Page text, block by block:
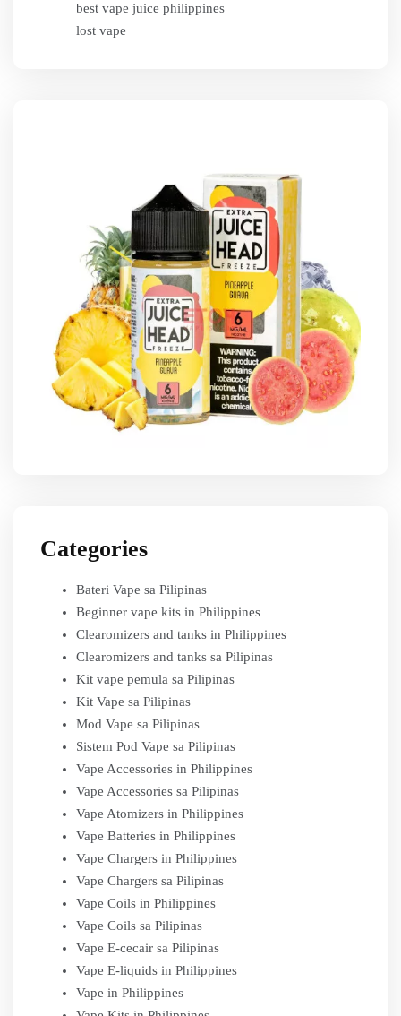
best vape juice philippines
lost vape
Categories
Bateri Vape sa Pilipinas
Beginner vape kits in Philippines
Clearomizers and tanks in Philippines
Clearomizers and tanks sa Pilipinas
Kit vape pemula sa Pilipinas
Kit Vape sa Pilipinas
Mod Vape sa Pilipinas
Sistem Pod Vape sa Pilipinas
Vape Accessories in Philippines
Vape Accessories sa Pilipinas
Vape Atomizers in Philippines
Vape Batteries in Philippines
Vape Chargers in Philippines
Vape Chargers sa Pilipinas
Vape Coils in Philippines
Vape Coils sa Pilipinas
Vape E-cecair sa Pilipinas
Vape E-liquids in Philippines
Vape in Philippines